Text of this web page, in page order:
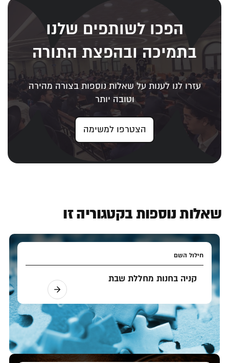
הפכו לשותפים שלנו
בתמיכה ובהפצת התורה
עזרו לנו לענות על שאלות נוספות בצורה מהירה
וטובה יותר
הצטרפו למשימה
שאלות נוספות בקטגוריה זו
חילול השם
קניה בחנות מחללת שבת